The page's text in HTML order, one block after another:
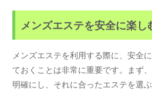
メンズエステを安全に楽し
メンズエステを利用する際に、安全
ておくことは非常に重要です。まず
明確にし、それに合ったエステを選